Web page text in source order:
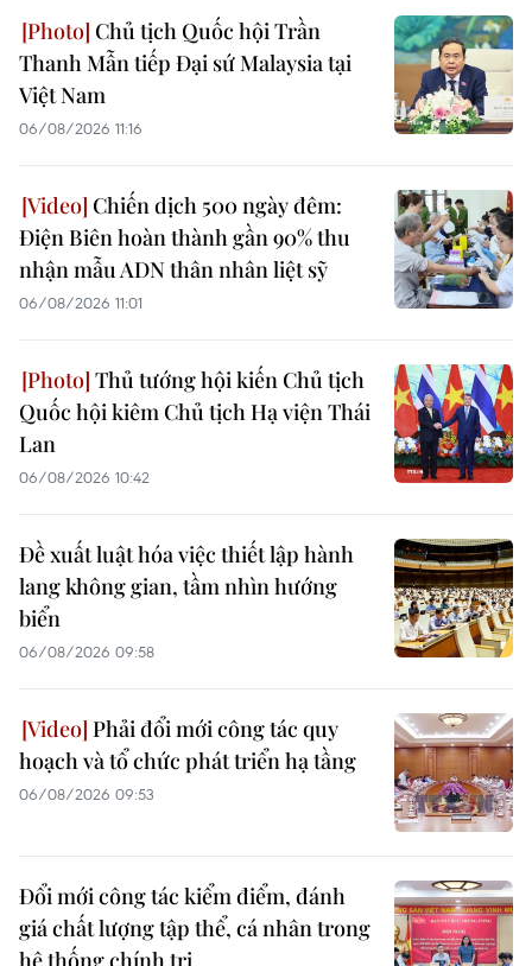
Chủ tịch Quốc hội Trần
Thanh Mẫn tiếp Đại sứ Malaysia tại
Việt Nam
06/08/2026 11:16
Chiến dịch 500 ngày đêm:
Điện Biên hoàn thành gần 90% thu
nhận mẫu ADN thân nhân liệt sỹ
06/08/2026 11:01
Thủ tướng hội kiến Chủ tịch
Quốc hội kiêm Chủ tịch Hạ viện Thái
Lan
06/08/2026 10:42
Đề xuất luật hóa việc thiết lập hành
lang không gian, tầm nhìn hướng
biển
06/08/2026 09:58
Phải đổi mới công tác quy
hoạch và tổ chức phát triển hạ tầng
06/08/2026 09:53
Đổi mới công tác kiểm điểm, đánh
giá chất lượng tập thể, cá nhân trong
hệ thống chính trị